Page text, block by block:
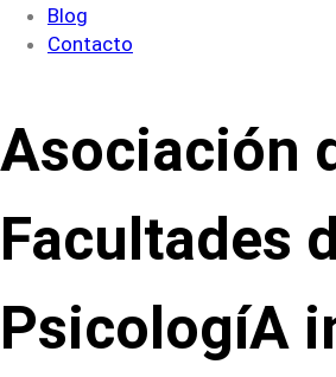
Blog
Contacto
Asociación
Facultades
PsicologíA